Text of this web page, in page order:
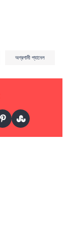
অগ্রগামী প্যানেল